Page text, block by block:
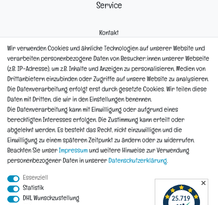
Service
Kontakt
Reklamation
Informationen
Hinweis zur Entsorgung von Altbaterien
*Teil-Widerruf
Impressum Daten­schutz­erklärung Widerrufs­recht
Wir verwenden Cookies und ähnliche Technologien auf unserer Website und
verarbeiten personenbezogene Daten von Besucher:innen unserer Webseite
(z.B. IP-Adresse), um z.B. Inhalte und Anzeigen zu personalisieren, Medien von
Drittanbietern einzubinden oder Zugriffe auf unsere Website zu analysieren.
Die Datenverarbeitung erfolgt erst durch gesetzte Cookies. Wir teilen diese
Daten mit Dritten, die wir in den Einstellungen benennen.
Die Datenverarbeitung kann mit Einwilligung oder aufgrund eines
berechtigten Interesses erfolgen. Die Zustimmung kann erteilt oder
abgelehnt werden. Es besteht das Recht, nicht einzuwilligen und die
Einwilligung zu einem späteren Zeitpunkt zu ändern oder zu widerrufen.
Beachten Sie unser Impressum und weitere Hinweise zur Verwendung
personenbezogener Daten in unserer Daten­schutz­erklärung.
Essenziell
Statistik
DHL Wunschzustellung
✕